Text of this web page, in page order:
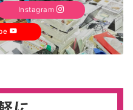
Instagram